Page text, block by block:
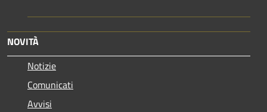
NOVITÀ
Notizie
Comunicati
Avvisi